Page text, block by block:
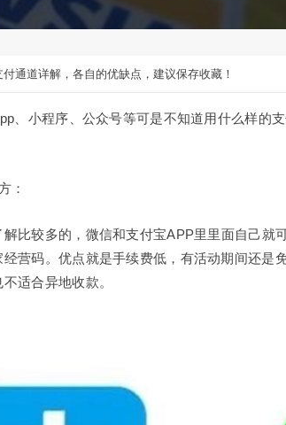
付通道详解，各自的优缺点，建议保存收藏！
、小程序、公众号等可是不知道用什么样的
：
比较多的，微信和支付宝APP里里面自己就
营码。优点就是手续费低，有活动期间还是
适合异地收款。